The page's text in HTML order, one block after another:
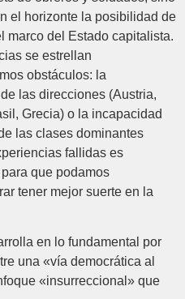
el horizonte la posibilidad de
marco del Estado capitalista.
se estrellan
obstáculos: la
las direcciones (Austria,
Grecia) o la incapacidad
las clases dominantes
fallidas es
que podamos
tener mejor suerte en la
en lo fundamental por
una «vía democrática al
«insurreccional» que